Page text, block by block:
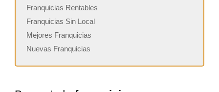
Franquicias Rentables
Franquicias Sin Local
Mejores Franquicias
Nuevas Franquicias